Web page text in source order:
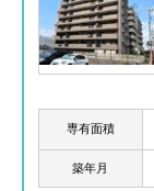
専有面積
築年月